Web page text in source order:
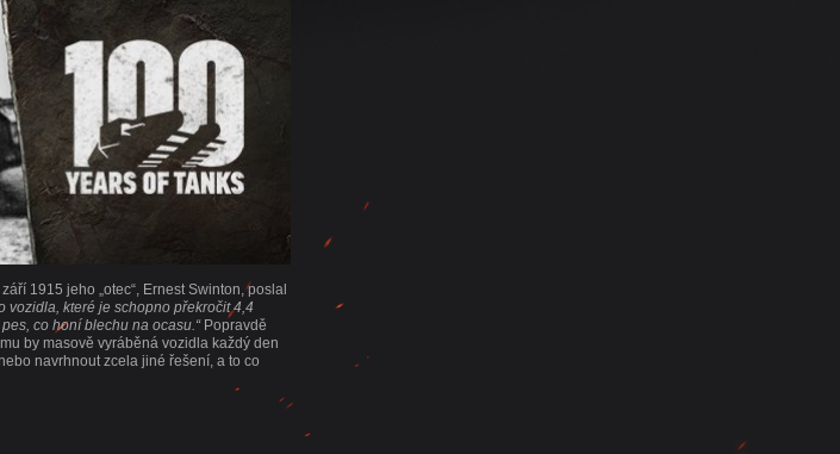
1915 jeho „otec“, Ernest Swinton, poslal
vozidla, které je schopno překročit 4,4
co honí blechu na ocasu.“Popravdě
by masově vyráběná vozidla každý den
navrhnout zcela jiné řešení, a to co